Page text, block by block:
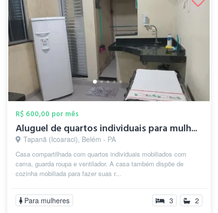
R$ 600,00 por mês
Aluguel de quartos individuais para mulh...
Tapanã (Icoaraci), Belém - PA
Casa compartilhada com quartos individuais mobiliados com
cama, guarda roupa e ventilador. A casa também dispõe de
cozinha mobiliada para fazer suas r...
Para mulheres 3 2